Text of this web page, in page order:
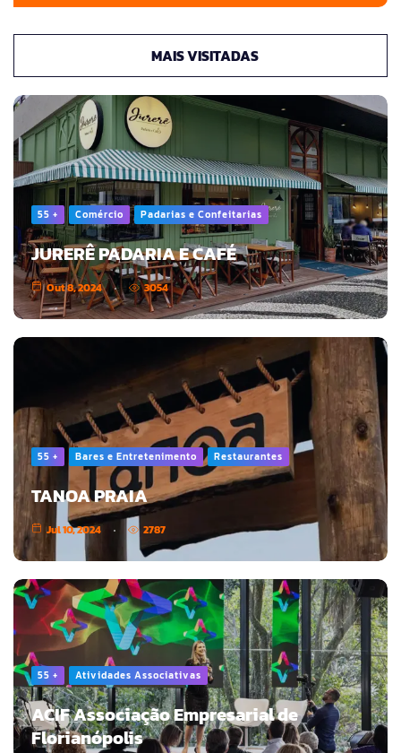
MAIS VISITADAS
55 + Comércio Padarias e Confeitarias
JURERÊ PADARIA E CAFÉ
Out 8, 2024 3054
55 + Bares e Entretenimento Restaurantes
TANOA PRAIA
Jul 10, 2024 2787
55 + Atividades Associativas
ACIF Associação Empresarial de
Florianópolis